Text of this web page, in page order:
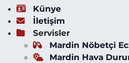
Künye
İletişim
Servisler
Mardin Nöbetçi
Mardin Hava